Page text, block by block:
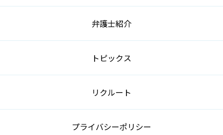
弁護士紹介
トピックス
リクルート
プライバシーポリシー